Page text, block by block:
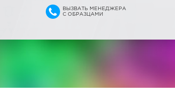
ВЫЗВАТЬ МЕНЕДЖЕРА
С ОБРАЗЦАМИ